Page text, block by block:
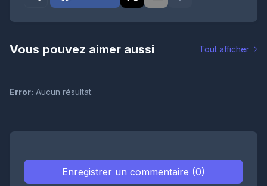
Vous pouvez aimer aussi Tout afficher
Error: Aucun résultat.
Enregistrer un commentaire (0)